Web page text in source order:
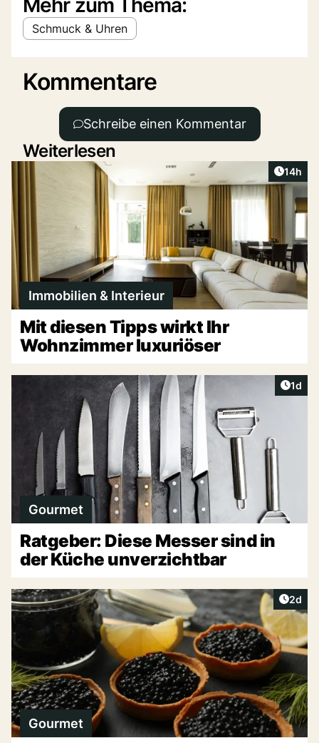
Mehr zum Thema:
Schmuck & Uhren
Kommentare
Schreibe einen Kommentar
Weiterlesen
Artikel
14h
Immobilien & Interieur
Mit diesen Tipps wirkt Ihr
Wohnzimmer luxuriöser
1d
Gourmet
Ratgeber: Diese Messer sind in
der Küche unverzichtbar
2d
Gourmet